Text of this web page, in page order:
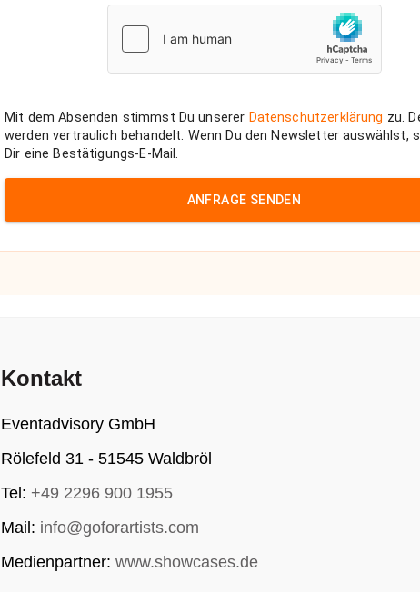
Mit dem Absenden stimmst Du unserer Datenschutzerklärung zu.
werden vertraulich behandelt. Wenn Du den Newsletter auswählst,
Dir eine Bestätigungs-E-Mail.
ANFRAGE SENDEN
Kontakt
Eventadvisory GmbH
Rölefeld 31 - 51545 Waldbröl
Tel: +49 2296 900 1955
Mail: info@goforartists.com
Medienpartner: www.showcases.de